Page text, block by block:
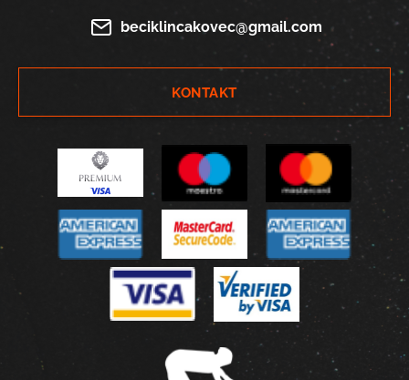
beciklincakovec@gmail.com
KONTAKT